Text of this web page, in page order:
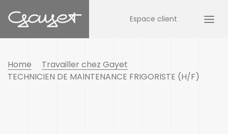
Espace client
Home
Travailler chez Gayet
TECHNICIEN DE MAINTENANCE FRIGORISTE (H/F)